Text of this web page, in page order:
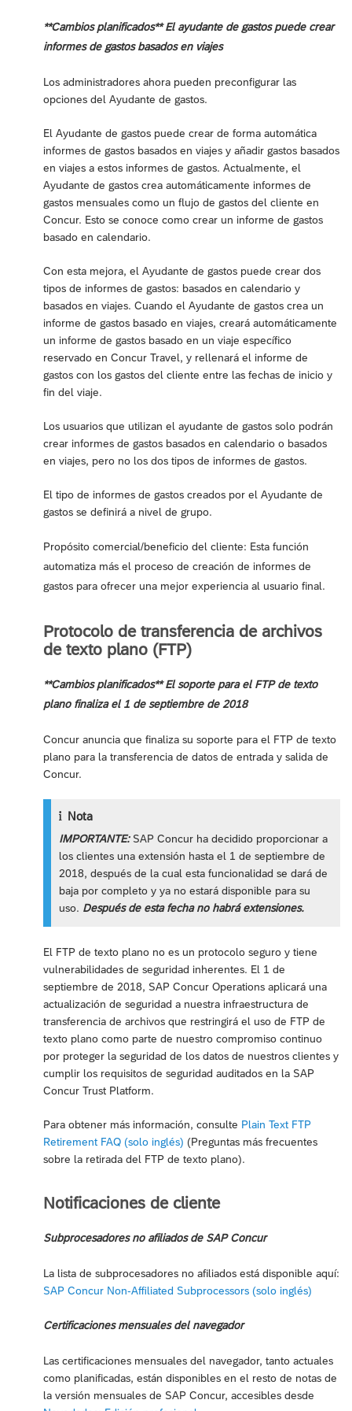
**Cambios planificados** El ayudante de gastos puede crear
informes de gastos basados en viajes
Los administradores ahora pueden preconfigurar las
opciones del Ayudante de gastos.
El Ayudante de gastos puede crear de forma automática
informes de gastos basados en viajes y añadir gastos basados
en viajes a estos informes de gastos. Actualmente, el
Ayudante de gastos crea automáticamente informes de
gastos mensuales como un flujo de gastos del cliente en
Concur. Esto se conoce como crear un informe de gastos
basado en calendario.
Con esta mejora, el Ayudante de gastos puede crear dos
tipos de informes de gastos: basados en calendario y
basados en viajes. Cuando el Ayudante de gastos crea un
informe de gastos basado en viajes, creará automáticamente
un informe de gastos basado en un viaje específico
reservado en Concur Travel, y rellenará el informe de
gastos con los gastos del cliente entre las fechas de inicio y
fin del viaje.
Los usuarios que utilizan el ayudante de gastos solo podrán
crear informes de gastos basados en calendario o basados
en viajes, pero no los dos tipos de informes de gastos.
El tipo de informes de gastos creados por el Ayudante de
gastos se definirá a nivel de grupo.
Propósito comercial/beneficio del cliente: Esta función
automatiza más el proceso de creación de informes de
gastos para ofrecer una mejor experiencia al usuario final.
Protocolo de transferencia de archivos
de texto plano (FTP)
**Cambios planificados** El soporte para el FTP de texto
plano finaliza el 1 de septiembre de 2018
Concur anuncia que finaliza su soporte para el FTP de texto
plano para la transferencia de datos de entrada y salida de
Concur.
Nota
IMPORTANTE:SAP Concur ha decidido proporcionar a
los clientes una extensión hasta el 1 de septiembre de
2018, después de la cual esta funcionalidad se dará de
baja por completo y ya no estará disponible para su
uso. Después de esta fecha no habrá extensiones.
El FTP de texto plano no es un protocolo seguro y tiene
vulnerabilidades de seguridad inherentes. El 1 de
septiembre de 2018, SAP Concur Operations aplicará una
actualización de seguridad a nuestra infraestructura de
transferencia de archivos que restringirá el uso de FTP de
texto plano como parte de nuestro compromiso continuo
por proteger la seguridad de los datos de nuestros clientes y
cumplir los requisitos de seguridad auditados en la SAP
Concur Trust Platform.
Para obtener más información, consulte Plain Text FTP
Retirement FAQ (solo inglés) (Preguntas más frecuentes
sobre la retirada del FTP de texto plano).
Notificaciones de cliente
Subprocesadores no afiliados de SAP Concur
La lista de subprocesadores no afiliados está disponible aquí:
SAP Concur Non-Affiliated Subprocessors (solo inglés)
Certificaciones mensuales del navegador
Las certificaciones mensuales del navegador, tanto actuales
como planificadas, están disponibles en el resto de notas de
la versión mensuales de SAP Concur, accesibles desde